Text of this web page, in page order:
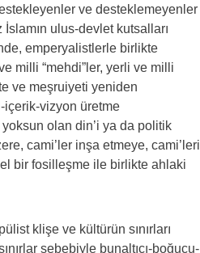
ve desteklemeyenler
ulus-devlet kutsalları
emperyalistlerle birlikte
milli “mehdi”ler, yerli ve milli
ve meşruiyeti yeniden
içerik-vizyon üretme
olan din’i ya da politik
cami’ler inşa etmeye, cami’leri
bir fosilleşme ile birlikte ahlaki
klişe ve kültürün sınırları
sebebiyle bunaltıcı-boğucu-